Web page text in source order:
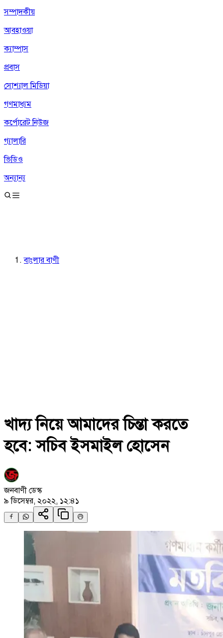
সম্পাদকীয়
আবহাওয়া
ক্যাম্পাস
প্রবাস
সোশ্যাল মিডিয়া
গণমাধ্যম
কর্পোরেট নিউজ
গ্যালারি
ভিডিও
অন্যান্য
বাংলার বাণী
খাদ্য নিয়ে আমাদের চিন্তা করতে
হবে: সচিব ইসমাইল হোসেন
জনবাণী ডেস্ক
৯ ডিসেম্বর, ২০২২, ১২:৪১